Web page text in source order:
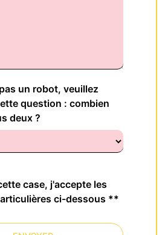
un robot, veuillez
question : combien
deux ?
case, j'accepte les
ci-dessous **